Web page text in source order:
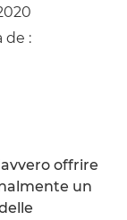
de :
offrire
un